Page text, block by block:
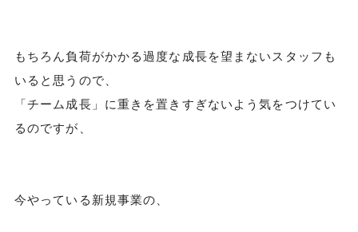
もちろん負荷がかかる過度な成長を望まないスタッフも
いると思うので、
「チーム成長」に重きを置きすぎないよう気をつけてい
るのですが、
今やっている新規事業の、